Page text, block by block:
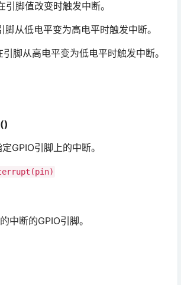
引脚值改变时触发中断。
脚从低电平变为高电平时触发中断。
引脚从高电平变为低电平时触发中断。
GPIO引脚上的中断。
中断的GPIO引脚。